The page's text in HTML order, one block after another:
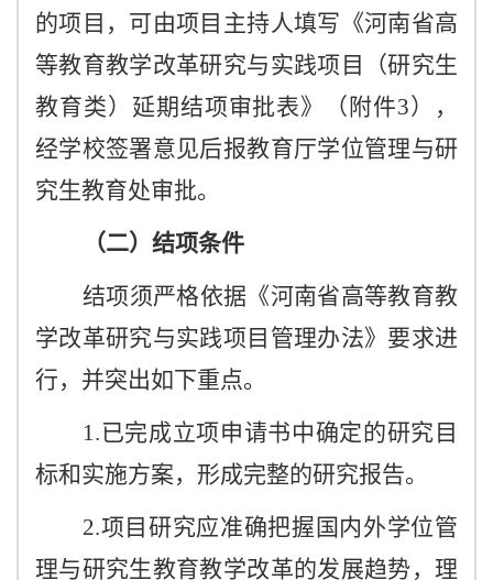
的项目，可由项目主持人填写《河南省高
等教育教学改革研究与实践项目（研究生
教育类）延期结项审批表》（附件3），
经学校签署意见后报教育厅学位管理与研
究生教育处审批。
（二）结项条件
结项须严格依据《河南省高等教育教
学改革研究与实践项目管理办法》要求进
行，并突出如下重点。
1.已完成立项申请书中确定的研究目
标和实施方案，形成完整的研究报告。
2.项目研究应准确把握国内外学位管
理与研究生教育教学改革的发展趋势，理